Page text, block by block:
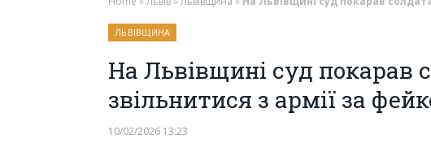
ЛЬВІВЩИНА
На Львівщині суд покарав
звільнитися з армії за
10/02/2026 13:23